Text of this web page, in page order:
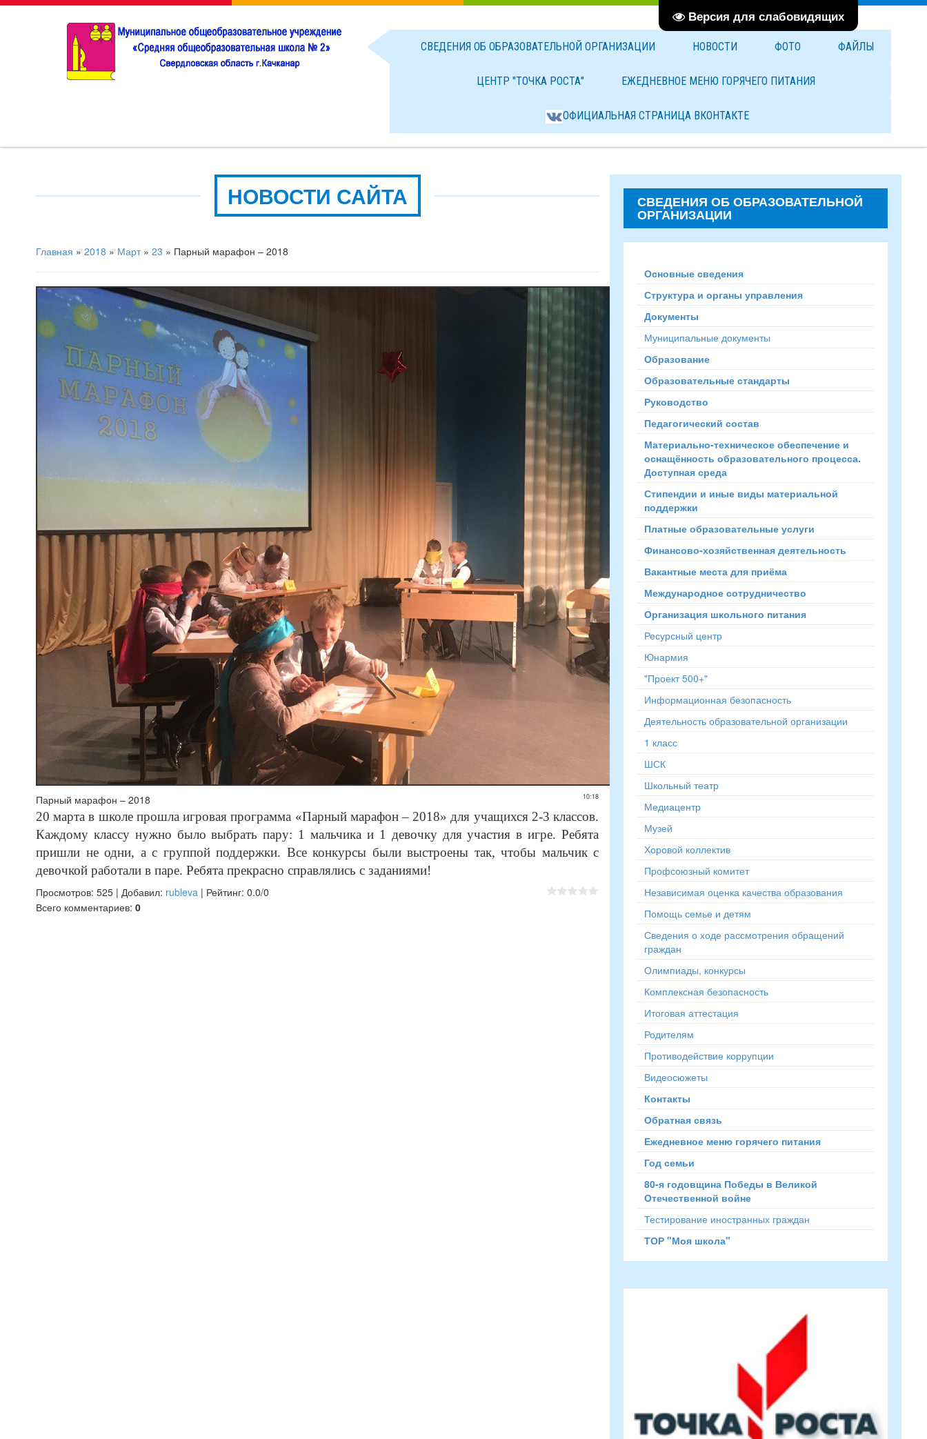
Версия для слабовидящих
СВЕДЕНИЯ ОБ ОБРАЗОВАТЕЛЬНОЙ ОРГАНИЗАЦИИ НОВОСТИ ФОТО ФАЙЛЫ
ЦЕНТР "ТОЧКА РОСТА" ЕЖЕДНЕВНОЕ МЕНЮ ГОРЯЧЕГО ПИТАНИЯ
ОФИЦИАЛЬНАЯ СТРАНИЦА ВКОНТАКТЕ
НОВОСТИ САЙТА
Главная » 2018 » Март » 23 » Парный марафон – 2018
10:18
Парный марафон – 2018
20 марта в школе прошла игровая программа «Парный марафон – 2018» для учащихся 2-3 классов.
Каждому классу нужно было выбрать пару: 1 мальчика и 1 девочку для участия в игре. Ребята
пришли не одни, а с группой поддержки. Все конкурсы были выстроены так, чтобы мальчик с
девочкой работали в паре. Ребята прекрасно справлялись с заданиями!
Просмотров: 525 | Добавил: rubleva | Рейтинг: 0.0/0
Всего комментариев: 0
СВЕДЕНИЯ ОБ ОБРАЗОВАТЕЛЬНОЙ
ОРГАНИЗАЦИИ
Основные сведения
Структура и органы управления
Документы
Муниципальные документы
Образование
Образовательные стандарты
Руководство
Педагогический состав
Материально-техническое обеспечение и
оснащённость образовательного процесса.
Доступная среда
Стипендии и иные виды материальной
поддержки
Платные образовательные услуги
Финансово-хозяйственная деятельность
Вакантные места для приёма
Международное сотрудничество
Организация школьного питания
Ресурсный центр
Юнармия
"Проект 500+"
Информационная безопасность
Деятельность образовательной организации
1 класс
ШСК
Школьный театр
Медиацентр
Музей
Хоровой коллектив
Профсоюзный комитет
Независимая оценка качества образования
Помощь семье и детям
Сведения о ходе рассмотрения обращений
граждан
Олимпиады, конкурсы
Комплексная безопасность
Итоговая аттестация
Родителям
Противодействие коррупции
Видеосюжеты
Контакты
Обратная связь
Ежедневное меню горячего питания
Год семьи
80-я годовщина Победы в Великой
Отечественной войне
Тестирование иностранных граждан
ТОР "Моя школа"